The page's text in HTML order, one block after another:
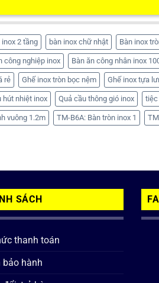
inox 2 tầng bàn inox chữ nhật Bàn inox
công nghiệp inox Bàn ăn công nhân inox
rẻ Ghế inox tròn bọc nệm Ghế inox tựa
hút nhiệt inox Quả cầu thông gió inox
vuông 1.2m TM-B6A: Bàn tròn inox 1
SÁCH
thanh toán
bảo hành